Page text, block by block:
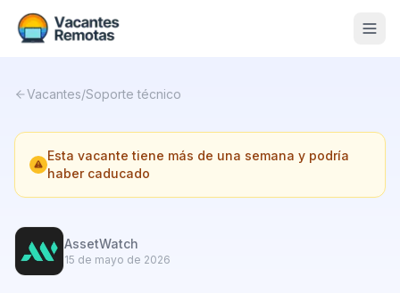
Nosotros
Contacto
Calculadora Freelance
Vacantes/Soporte técnico
Esta vacante tiene más de una semana y podría
haber caducado
AssetWatch
15 de mayo de 2026